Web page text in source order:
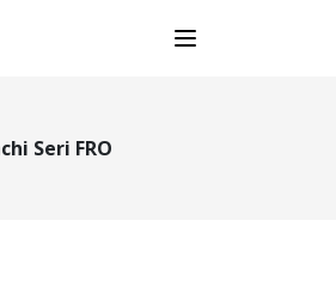
Open main menu
Seri FRO